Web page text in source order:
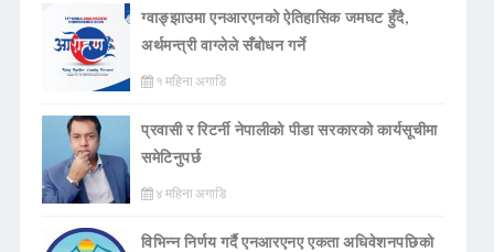
ग्वाङ्झाउमा एनआरएनको ऐतिहासिक जमघट हुँदै,
अर्थमन्त्री वाग्लेले सँबोधन गर्ने
१ महिना अगाडि
प्रवासी र रिटर्नी नेपालीको पीडा सरकारको कार्यसूचीमा
समेटिनुपर्छ
४ महिना अगाडि
विभिन्न निर्णय गर्दै एनआरएनए एकता अधिवेशनपछिको